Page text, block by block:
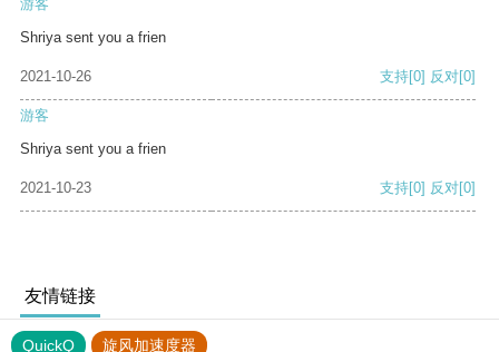
游客
Shriya sent you a frien
2021-10-26 支持[0] 反对[0]
游客
Shriya sent you a frien
2021-10-23 支持[0] 反对[0]
友情链接
QuickQ 旋风加速度器